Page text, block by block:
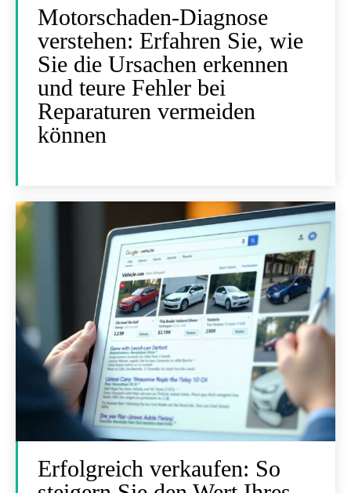
Motorschaden-Diagnose
verstehen: Erfahren Sie, wie
Sie die Ursachen erkennen
und teure Fehler bei
Reparaturen vermeiden
können
Erfolgreich verkaufen: So